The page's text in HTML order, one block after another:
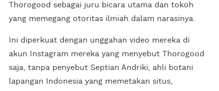
Thorogood sebagai juru bicara utama dan tokoh
yang memegang otoritas ilmiah dalam narasinya.
Ini diperkuat dengan unggahan video mereka di
akun Instagram mereka yang menyebut Thorogood
saja, tanpa penyebut Septian Andriki, ahli botani
lapangan Indonesia yang memetakan situs,